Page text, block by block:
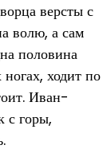
версты с
волю, а сам
половина
ходит по
Иван-
с горы,